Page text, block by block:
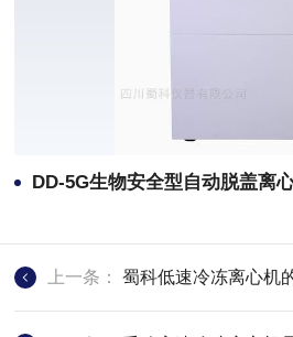
DD-5G生物安全型自动脱盖离
上一条：蜀科低速冷冻离心机